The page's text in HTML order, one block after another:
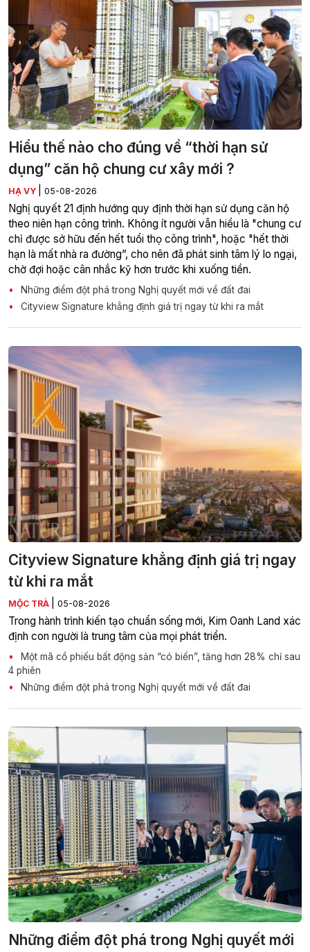
Hiểu thế nào cho đúng về “thời hạn sử
dụng” căn hộ chung cư xây mới ?
HẠ VY 05-08-2026
Nghị quyết 21 định hướng quy định thời hạn sử dụng căn hộ
theo niên hạn công trình. Không ít người vẫn hiểu là "chung cư
chỉ được sở hữu đến hết tuổi thọ công trình", hoặc "hết thời
hạn là mất nhà ra đường”, cho nên đã phát sinh tâm lý lo ngại,
chờ đợi hoặc cân nhắc kỹ hơn trước khi xuống tiền.
Những điểm đột phá trong Nghị quyết mới về đất đai
Cityview Signature khẳng định giá trị ngay từ khi ra mắt
Cityview Signature khẳng định giá trị ngay
từ khi ra mắt
MỘC TRÀ 05-08-2026
Trong hành trình kiến tạo chuẩn sống mới, Kim Oanh Land xác
định con người là trung tâm của mọi phát triển.
Một mã cổ phiếu bất động sản “có biến”, tăng hơn 28% chỉ sau
4 phiên
Những điểm đột phá trong Nghị quyết mới về đất đai
Những điểm đột phá trong Nghị quyết mới